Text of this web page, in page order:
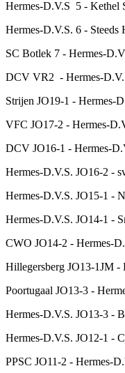
Hermes-D.V.S 5 - Kethel
Hermes-D.V.S. 6 -
SC Botlek 7 - Hermes-
DCV VR2 - Hermes-
Strijen JO19-1 - Hermes-
VFC JO17-2 - Hermes-
DCV JO16-1 - Hermes-
Hermes-D.V.S. JO16-2 -
Hermes-D.V.S. JO15-1 -
Hermes-D.V.S. JO14-1 -
CWO JO14-2 - Hermes-
Hillegersberg JO13-1JM
Poortugaal JO13-3 -
Hermes-D.V.S. JO13-3 -
Hermes-D.V.S. JO12-1 -
PPSC JO11-2 - Hermes-